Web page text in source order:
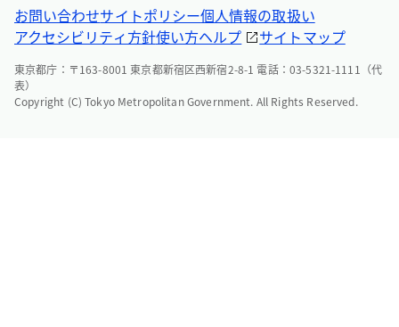
お問い合わせサイトポリシー個人情報の取扱い
アクセシビリティ方針使い方ヘルプ サイトマップ
東京都庁：〒163-8001 東京都新宿区西新宿2-8-1 電話：03-5321-1111（代
表）
Copyright (C) Tokyo Metropolitan Government. All Rights Reserved.